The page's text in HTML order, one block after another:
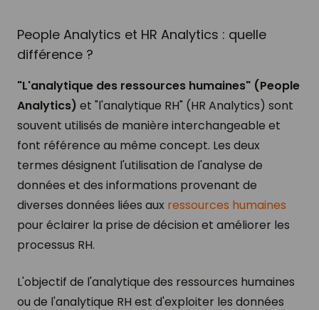
People Analytics et HR Analytics : quelle
différence ?
"L'analytique des ressources humaines" (People
Analytics) et "l'analytique RH" (HR Analytics) sont
souvent utilisés de manière interchangeable et
font référence au même concept. Les deux
termes désignent l'utilisation de l'analyse de
données et des informations provenant de
diverses données liées aux ressources humaines
pour éclairer la prise de décision et améliorer les
processus RH.
L'objectif de l'analytique des ressources humaines
ou de l'analytique RH est d'exploiter les données